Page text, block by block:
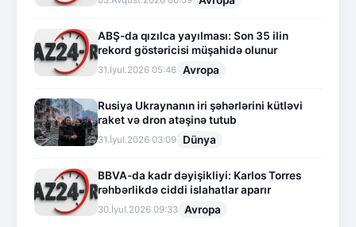
ABŞ-da qızılca yayılması: Son 35 ilin
rekord göstəricisi müşahidə olunur
31.İyul.2026 05:46 Avropa
Rusiya Ukraynanın iri şəhərlərini kütləvi
raket və dron atəşinə tutub
31.İyul.2026 03:09 Dünya
BBVA-da kadr dəyişikliyi: Karlos Torres
rəhbərlikdə ciddi islahatlar aparır
30.İyul.2026 09:33 Avropa